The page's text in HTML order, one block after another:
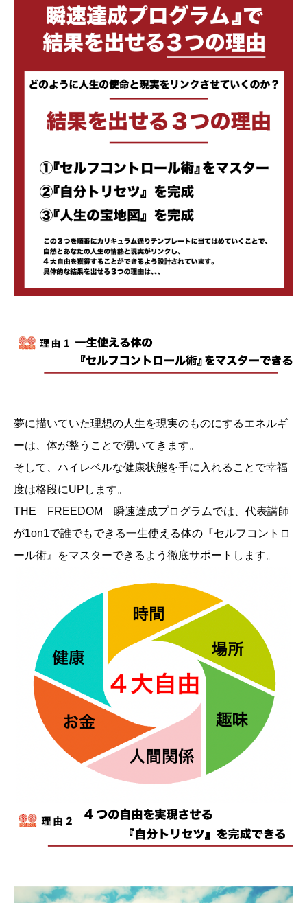
夢に描いていた理想の人生を現実のものにするエネルギ
ーは、体が整うことで湧いてきます。
そして、ハイレベルな健康状態を手に入れることで幸福
度は格段にUPします。
THE FREEDOM 瞬速達成プログラムでは、代表講師
が1on1で誰でもできる一生使える体の『セルフコントロ
ール術』をマスターできるよう徹底サポートします。